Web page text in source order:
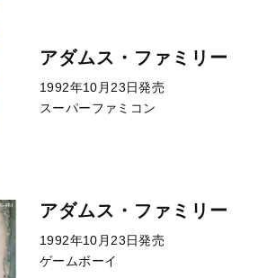
アダムス・ファミリー
1992年10月23日発売
スーパーファミコン
アダムス・ファミリー
1992年10月23日発売
ゲームボーイ